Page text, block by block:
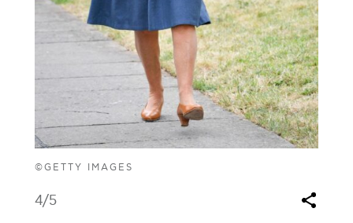
©GETTY IMAGES
4/5